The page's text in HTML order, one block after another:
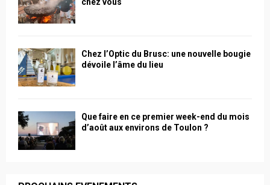
Chez l’Optic du Brusc: une nouvelle bougie
dévoile l’âme du lieu
Que faire en ce premier week-end du mois
d’août aux environs de Toulon ?